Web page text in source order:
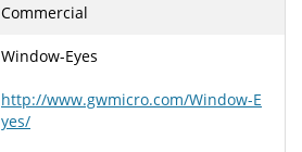
Commercial
Window-Eyes
http://www.gwmicro.com/Window-E
yes/